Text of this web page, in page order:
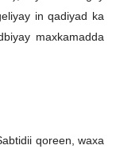
in qadiyad ka
maxkamadda
qoreen, waxa